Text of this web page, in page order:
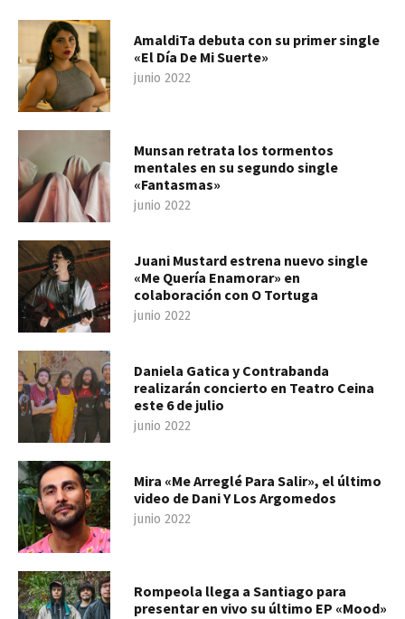
AmaldiTa debuta con su primer single
«El Día De Mi Suerte»
junio 2022
Munsan retrata los tormentos
mentales en su segundo single
«Fantasmas»
junio 2022
Juani Mustard estrena nuevo single
«Me Quería Enamorar» en
colaboración con O Tortuga
junio 2022
Daniela Gatica y Contrabanda
realizarán concierto en Teatro Ceina
este 6 de julio
junio 2022
Mira «Me Arreglé Para Salir», el último
video de Dani Y Los Argomedos
junio 2022
Rompeola llega a Santiago para
presentar en vivo su último EP «Mood»